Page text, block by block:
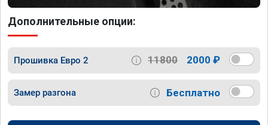
Дополнительные опции:
Прошивка Евро 2 11800 2000 ₽
Замер разгона Бесплатно